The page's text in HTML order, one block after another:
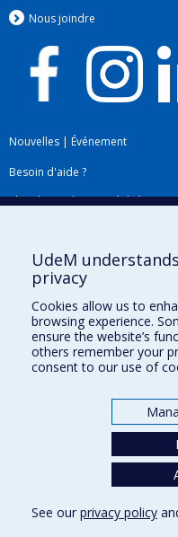
Nous joindre
Nouvelles | Événement
Besoin d'aide ?
Plan du site|Accessibilité
Téléchargez les logos de
Privacy
UdeM
privacy
Cookies allow us to
browsing experience.
ensure the website’s
others remember your
consent to our use of
See our privacy policy